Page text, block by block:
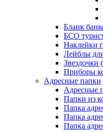
Бланк
БСО
Наклейки
Лейблы
Звездочки
Приборы
Адресные папки
Адресные
Папки из
Папка
Папка
Папка